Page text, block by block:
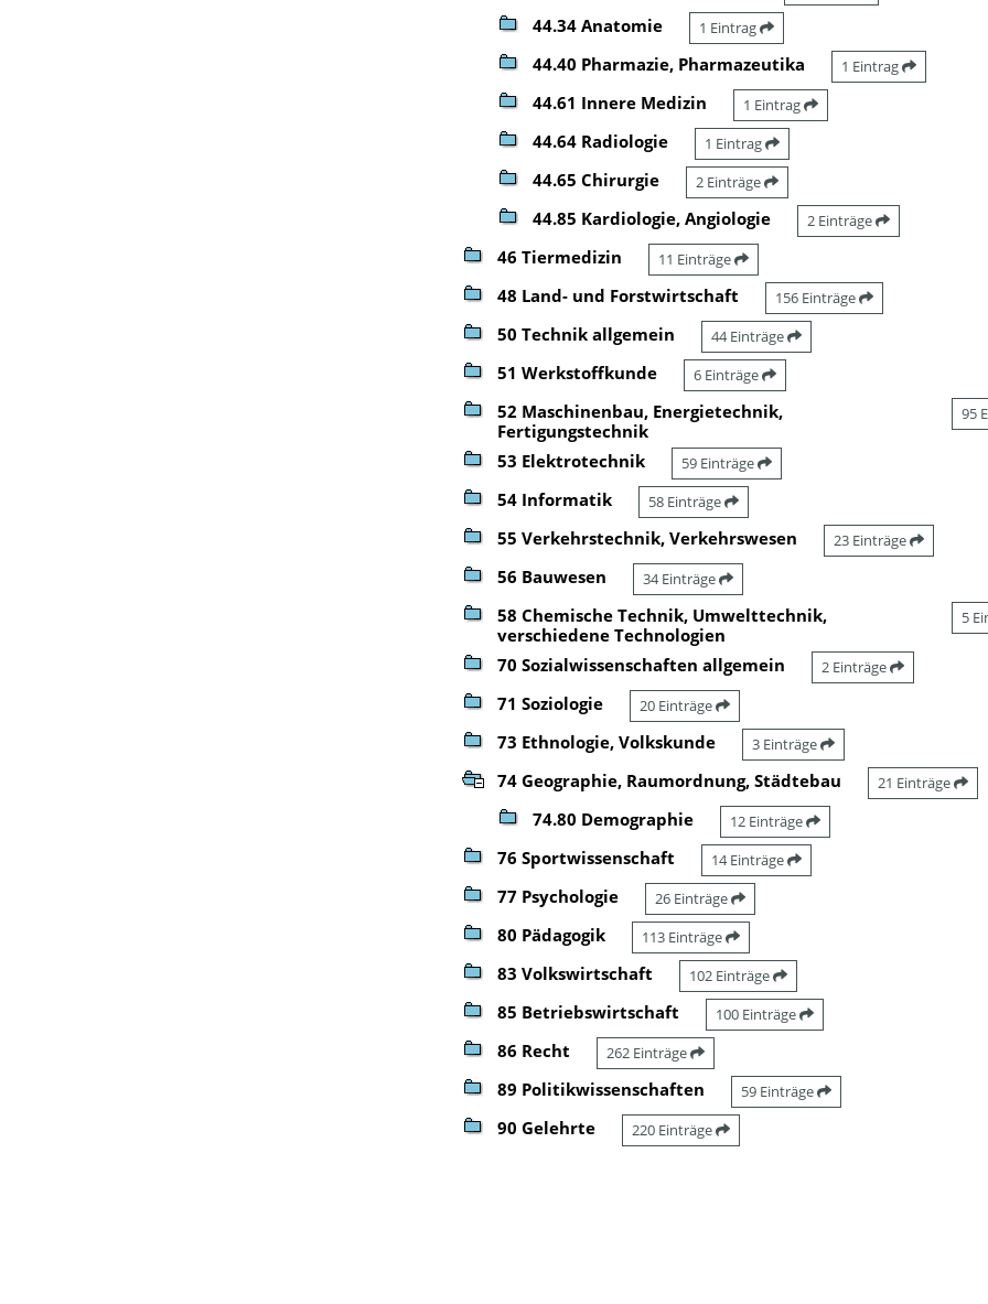
44.34 Anatomie 1 Eintrag
44.40 Pharmazie, Pharmazeutika 1 Eintrag
44.61 Innere Medizin 1 Eintrag
44.64 Radiologie 1 Eintrag
44.65 Chirurgie 2 Einträge
44.85 Kardiologie, Angiologie 2 Einträge
46 Tiermedizin 11 Einträge
48 Land- und Forstwirtschaft 156 Einträge
50 Technik allgemein 44 Einträge
51 Werkstoffkunde 6 Einträge
52 Maschinenbau, Energietechnik,
Fertigungstechnik
95
53 Elektrotechnik 59 Einträge
54 Informatik 58 Einträge
55 Verkehrstechnik, Verkehrswesen 23 Einträge
56 Bauwesen 34 Einträge
58 Chemische Technik, Umwelttechnik,
verschiedene Technologien
5
70 Sozialwissenschaften allgemein 2 Einträge
71 Soziologie 20 Einträge
73 Ethnologie, Volkskunde 3 Einträge
74 Geographie, Raumordnung, Städtebau 21 Einträge
74.80 Demographie 12 Einträge
76 Sportwissenschaft 14 Einträge
77 Psychologie 26 Einträge
80 Pädagogik 113 Einträge
83 Volkswirtschaft 102 Einträge
85 Betriebswirtschaft 100 Einträge
86 Recht 262 Einträge
89 Politikwissenschaften 59 Einträge
90 Gelehrte 220 Einträge